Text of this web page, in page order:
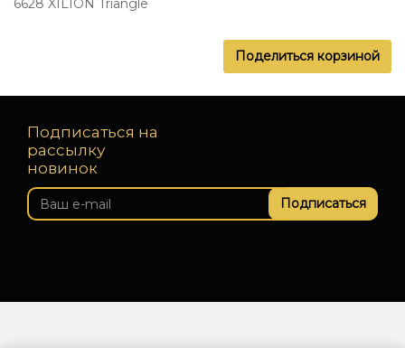
6628 XILION Triangle
Поделиться корзиной
Подписаться на
рассылку
новинок
Подписаться